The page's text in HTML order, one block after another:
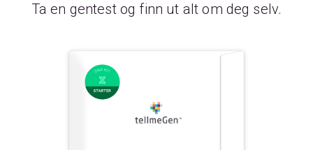
Ta en gentest og finn ut alt om deg selv.